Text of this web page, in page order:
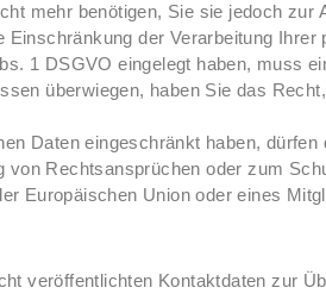
mehr benötigen, Sie sie jedoch
der Verarbeitung
1 DSGVO eingelegt haben, muss
überwiegen, haben Sie das
Daten eingeschränkt haben,
von Rechtsansprüchen oder zum
Europäischen Union oder eines
veröffentlichten Kontaktdaten zur